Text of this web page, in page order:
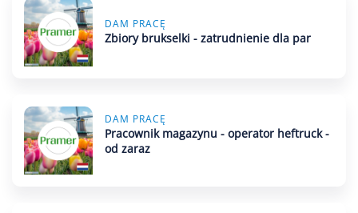
DAM PRACĘ
Zbiory brukselki - zatrudnienie dla par
DAM PRACĘ
Pracownik magazynu - operator heftruck -
od zaraz